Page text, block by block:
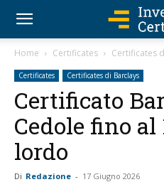
Home Certificates Certificates
Certificates Certificates di Barclays
Certificato
Cedole fino al
lordo
Di Redazione - 17 Giugno 2026